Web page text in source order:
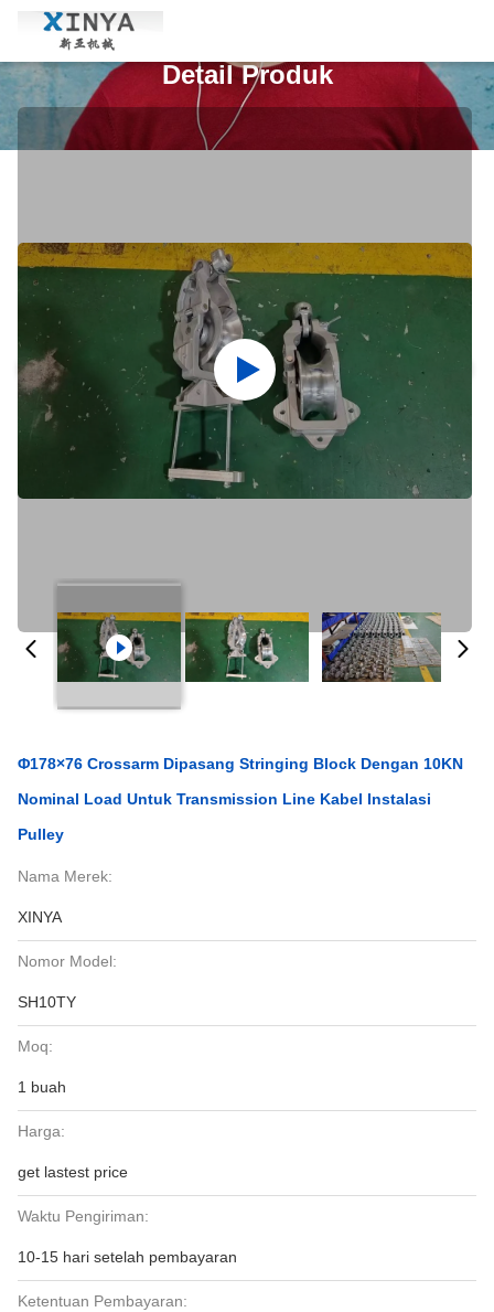
Detail Produk
Φ178×76 Crossarm Dipasang Stringing Block Dengan 10KN
Nominal Load Untuk Transmission Line Kabel Instalasi
Pulley
Nama Merek:
XINYA
Nomor Model:
SH10TY
Moq:
1 buah
Harga:
get lastest price
Waktu Pengiriman:
10-15 hari setelah pembayaran
Ketentuan Pembayaran: